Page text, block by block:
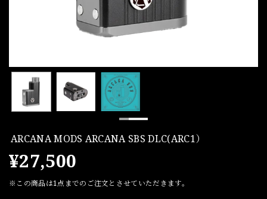
ARCANA MODS ARCANA SBS DLC(ARC1）
¥27,500
※この商品は1点までのご注文とさせていただきます。